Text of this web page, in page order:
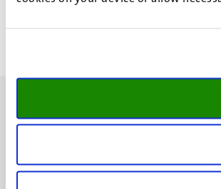
UM visiting address